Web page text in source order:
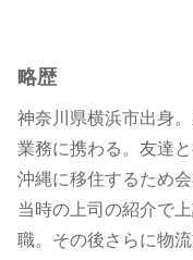
略歴
神奈川県横浜市出身
業務に携わる。友達
沖縄に移住するため会
当時の上司の紹介で
職。その後さらに物